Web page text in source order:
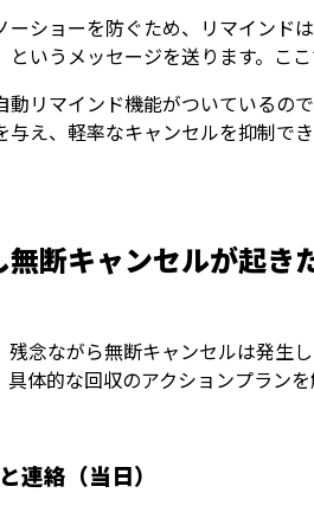
ーショーを防ぐため、リマイン
というメッセージを送ります。こ
動リマインド機能がついているの
与え、軽率なキャンセルを抑制で
無断キャンセルが起
念ながら無断キャンセルは発生
具体的な回収のアクションプラン
連絡（当日）